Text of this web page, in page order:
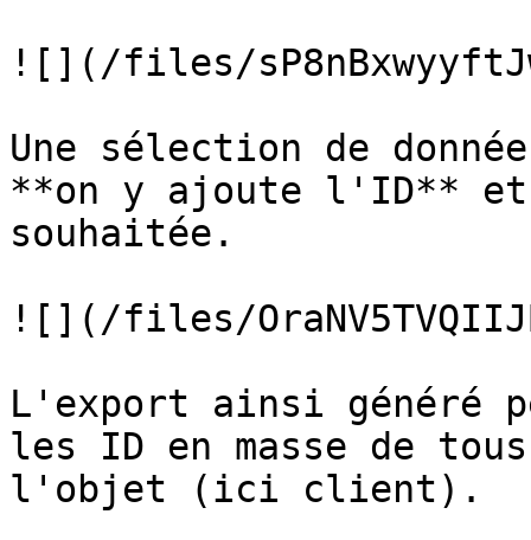
![](/files/
Une sélection de
**on y ajoute l'ID** et
souhaitée.
![](/files/
L'export ainsi généré
les ID en masse de
l'objet (ici client).